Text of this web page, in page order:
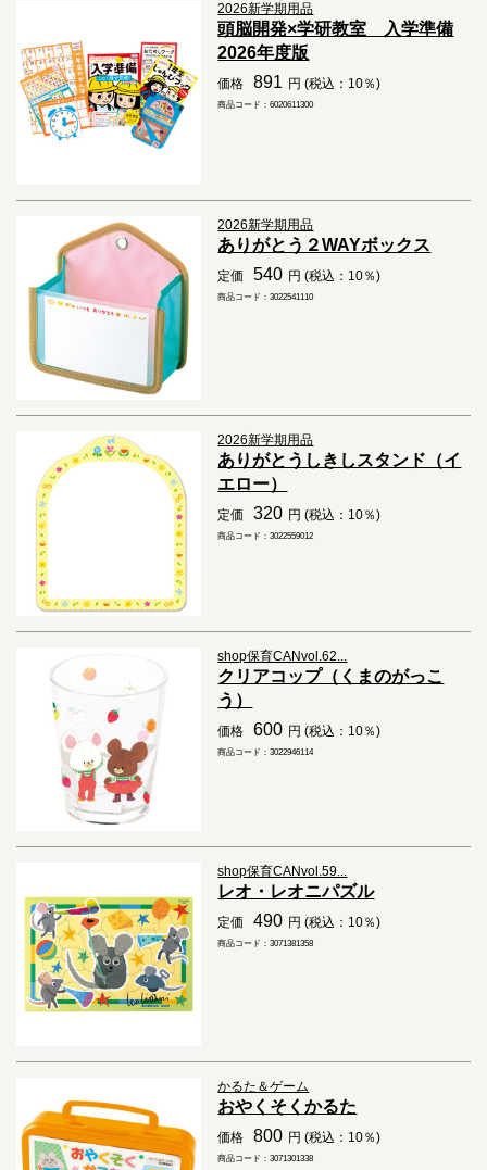
2026新学期用品
頭脳開発×学研教室 入学準備
2026年度版
価格 891 円 (税込：10％)
商品コード：6020611300
2026新学期用品
ありがとう２WAYボックス
定価 540 円 (税込：10％)
商品コード：3022541110
2026新学期用品
ありがとうしきしスタンド（イ
エロー）
定価 320 円 (税込：10％)
商品コード：3022559012
shop保育CANvol.62...
クリアコップ（くまのがっこ
う）
価格 600 円 (税込：10％)
商品コード：3022946114
shop保育CANvol.59...
レオ・レオニパズル
定価 490 円 (税込：10％)
商品コード：3071381358
かるた＆ゲーム
おやくそくかるた
価格 800 円 (税込：10％)
商品コード：3071301338